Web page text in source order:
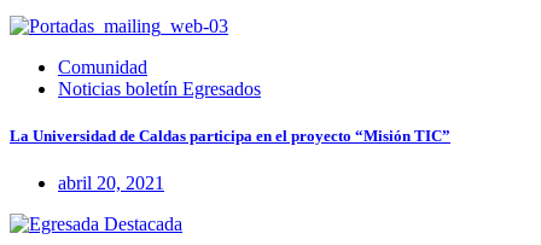
Comunidad
Noticias boletín Egresados
La Universidad de Caldas participa en el proyecto “Misión TIC”
abril 20, 2021